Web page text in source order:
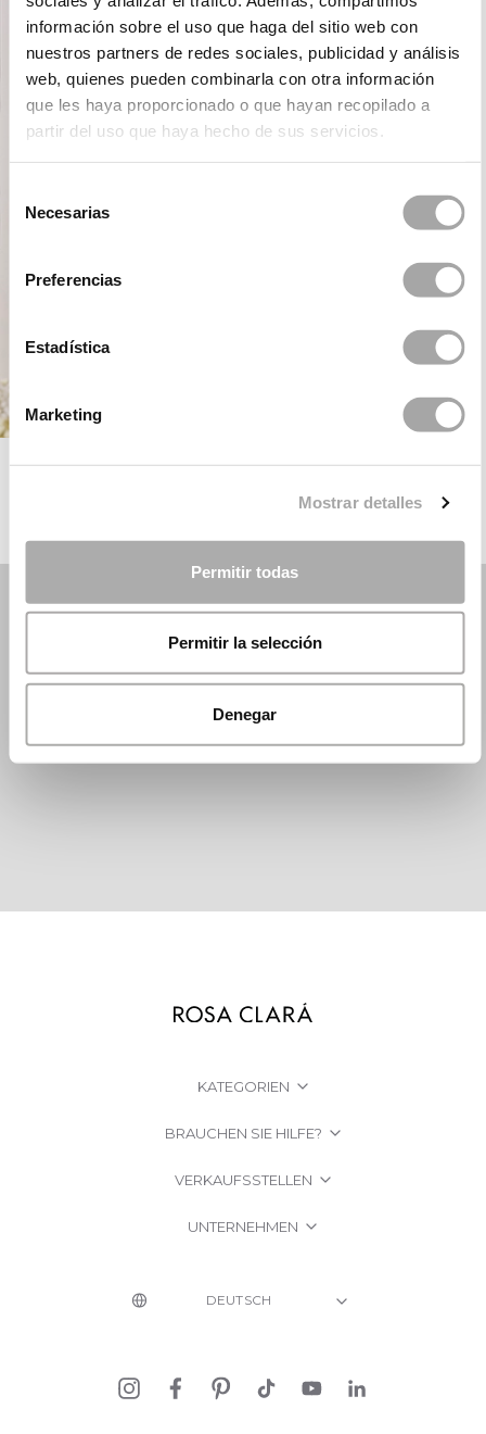
información sobre el uso que haga del sitio web con
nuestros partners de redes sociales, publicidad y análisis
web, quienes pueden combinarla con otra información
que les haya proporcionado o que hayan recopilado a
partir del uso que haya hecho de sus servicios.
Necesarias
Preferencias
Estadística
Marketing
Mostrar detalles
Permitir todas
Permitir la selección
Denegar
KATEGORIEN
BRAUCHEN SIE HILFE?
VERKAUFSSTELLEN
UNTERNEHMEN